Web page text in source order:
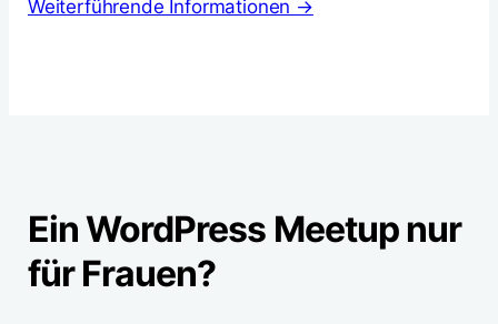
Weiterführende Informationen →
Ein WordPress Meetup nur
für Frauen?